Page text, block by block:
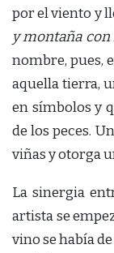
por el viento y
y montaña
nombre, pues,
aquella tierra,
en símbolos y
de los peces.
viñas y otorga
La sinergia
artista se
vino se había